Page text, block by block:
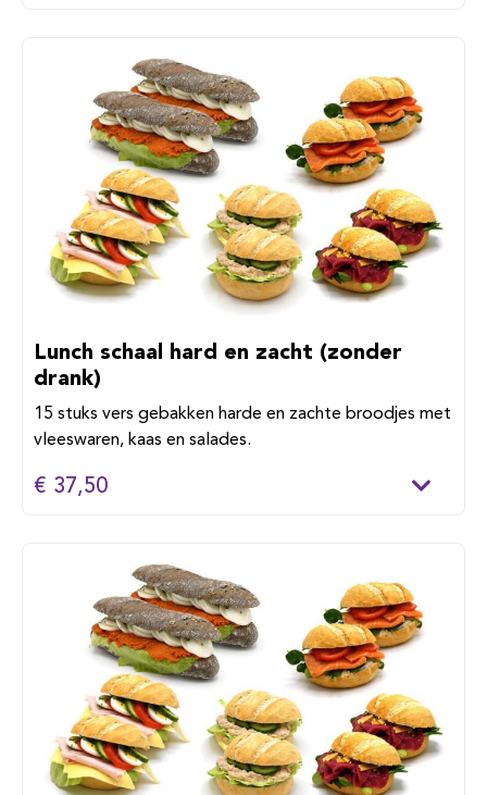
Lunch schaal hard en zacht (zonder
drank)
15 stuks vers gebakken harde en zachte broodjes met
vleeswaren, kaas en salades.
€ 37,50